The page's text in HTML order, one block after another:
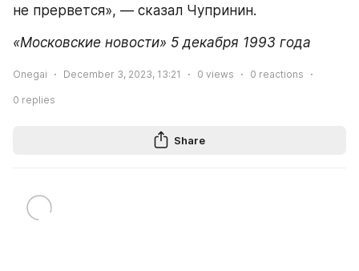
не прервется», — сказал Чупринин.
«Московские новости» 5 декабря 1993 года
Onegai December 3, 2023, 13:21 0 views 0 reactions
0 replies
Share